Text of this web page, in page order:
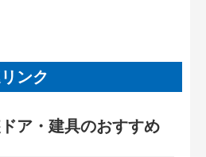
ンク
ア・建具のおすすめ